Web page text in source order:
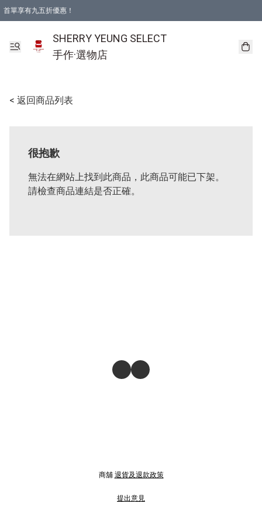
首單享有九五折優惠！
SHERRY YEUNG SELECT
手作·選物店
< 返回商品列表
很抱歉
無法在網站上找到此商品，此商品可能已下架。
請檢查商品連結是否正確。
商舖 退貨及退款政策
提出意見